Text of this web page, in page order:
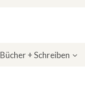
Bücher + Schreiben